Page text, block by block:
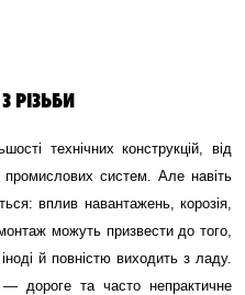
РІЗЬБИ
технічних конструкцій, від
систем. Але навіть
вплив навантажень, корозія,
можуть призвести до того,
й повністю виходить з ладу.
дороге та часто непрактичне